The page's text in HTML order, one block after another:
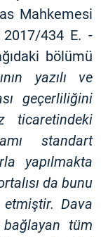
Mahkemesi
434 E. -
bölümü
yazılı ve
geçerliliğini
ticaretindeki
standart
yapılmakta
da bunu
etmiştir. Dava
tüm